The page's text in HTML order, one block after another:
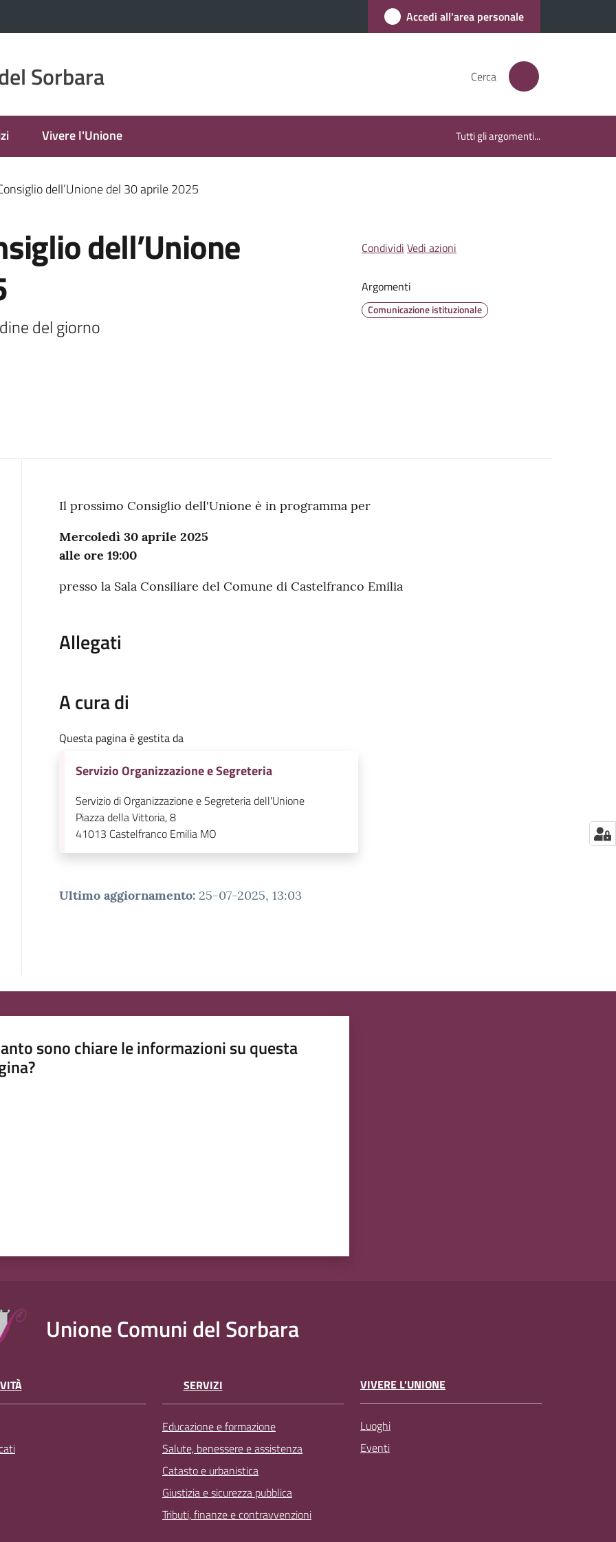
Accedi all'area personale
Sorbara Cerca
Vivere l'Unione Tutti gli argomenti...
dell’Unione del 30 aprile 2025
dell’Unione
del giorno
Condividi Vedi azioni
Argomenti
Comunicazione istituzionale
Contenuto
Il prossimo Consiglio dell'Unione è in programma per
Mercoledì 30 aprile 2025
alle ore 19:00
presso la Sala Consiliare del Comune di Castelfranco Emilia
Allegati
A cura di
Questa pagina è gestita da
Servizio Organizzazione e Segreteria
Servizio di Organizzazione e Segreteria dell'Unione
Piazza della Vittoria, 8
41013 Castelfranco Emilia MO
Ultimo aggiornamento: 25-07-2025, 13:03
sono chiare le informazioni su questa
Unione Comuni del Sorbara
SERVIZI
Educazione e formazione
Salute, benessere e assistenza
Catasto e urbanistica
Giustizia e sicurezza pubblica
Tributi, finanze e contravvenzioni
VIVERE L'UNIONE
Luoghi
Eventi